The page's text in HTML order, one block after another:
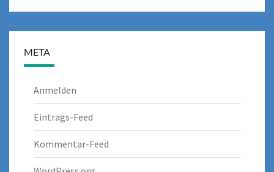
META
Anmelden
Eintrags-Feed
Kommentar-Feed